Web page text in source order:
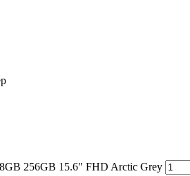
256GB 15.6" FHD Arctic Grey